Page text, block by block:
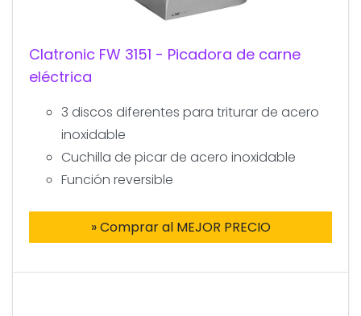
Clatronic FW 3151 - Picadora de carne
eléctrica
3 discos diferentes para triturar de acero
inoxidable
Cuchilla de picar de acero inoxidable
Función reversible
» Comprar al MEJOR PRECIO